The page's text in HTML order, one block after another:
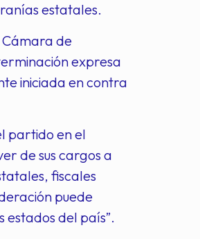
estatales.
Cámara de
expresa
iniciada en contra
partido en el
de sus cargos a
fiscales
puede
del país”.